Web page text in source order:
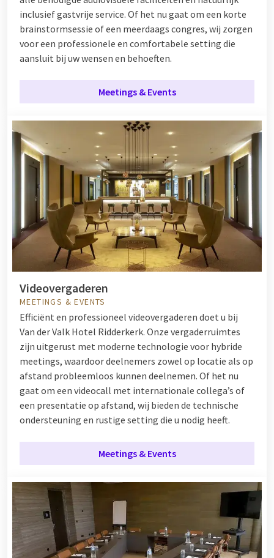
inclusief gastvrije service. Of het nu gaat om een korte
brainstormsessie of een meerdaags congres, wij zorgen
voor een professionele en comfortabele setting die
aansluit bij uw wensen en behoeften.
Meetings & Events
Videovergaderen
MEETINGS & EVENTS
Efficiënt en professioneel videovergaderen doet u bij
Van der Valk Hotel Ridderkerk. Onze vergaderruimtes
zijn uitgerust met moderne technologie voor hybride
meetings, waardoor deelnemers zowel op locatie als op
afstand probleemloos kunnen deelnemen. Of het nu
gaat om een videocall met internationale collega’s of
een presentatie op afstand, wij bieden de technische
ondersteuning en rustige setting die u nodig heeft.
Meetings & Events